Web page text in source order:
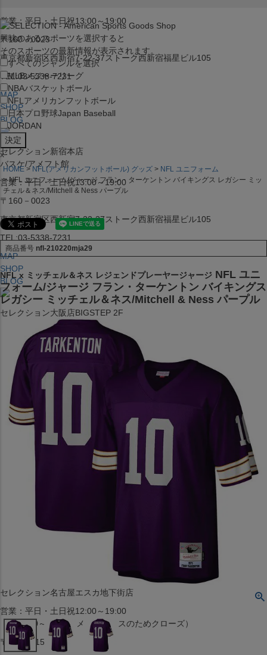
営業：平日・土日祝13:00～19:00
〒160－0023
東京都新宿区西新宿7-22-37ストーク西新宿福星ビル105
TEL:03-5338-7231
MAP
SHOP
BLOG
セレクション新宿本店
バスケ/アメフト館
営業：平日・土日祝13:00～19:00
〒160－0023
東京都新宿区西新宿7-22-37ストーク西新宿福星ビル105
TEL:03-5338-7231
MAP
SHOP
BLOG
セレクション大阪店BIGSTEP 2F
営業：平日・土日祝12:00～19:00
〒542-008
大阪府大阪市中央区西心斎橋1丁目6番14号
TEL:06-4708-3300
MAP
東京都千代田区神田三崎町２丁目２２−１ 1F
セレクション名古屋エスカ地下街店
営業：平日・土日祝12:00～19:00
（※15:00～16:00はメンテナンスのためクローズ）
〒453-0015
興味のあるスポーツを選択すると
そのスポーツの最新情報が表示されます。
すべてのジャンルを選択
MLBメジャーリーグ
NBAバスケットボール
NFL アメリカンフットボール
日本プロ野球Japan Baseball
JORDAN
x
HOME NFL(アメリカンフットボール) グッズ
NFL ユニフォーム
NFL ユニフォーム/ジャージ フラン・ターケントン バイキングス レガシー ミッ
チェル＆ネス/Mitchell & Ness パープル
商品番号 nfl-210220mja29
NFL x ミッチェル＆ネス レジェンドプレーヤージャージ NFL ユニ
フォーム/ジャージ フラン・ターケントン バイキングス
レガシー ミッチェル＆ネス/Mitchell & Ness パープル